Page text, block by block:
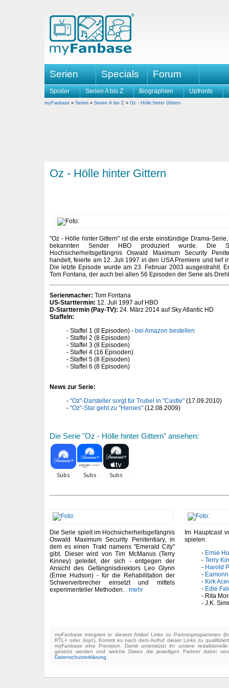
Serien Specials Forum
Spoiler Serien A bis Z Biographien Upfronts
myFanbase » Serien » Serien A bis Z » Oz - Hölle hinter Gittern
Oz - Hölle hinter Gittern
"Oz - Hölle hinter Gittern" ist die erste einstündige Drama-
bekannten Sender HBO produziert wurde. Die
Hochsicherheitsgefängnis Oswald Maximum Security
handelt, feierte am 12. Juli 1997 in den USA Premiere und lief
Die letzte Episode wurde am 23. Februar 2003 ausgestrahlt.
Tom Fontana, der auch bei allen 56 Episoden der Serie als
Serienmacher: Tom Fontana
US-Starttermin: 12. Juli 1997 auf HBO
D-Starttermin (Pay-TV): 24. März 2014 auf Sky Atlantic HD
Staffeln:
Staffel 1 (8 Episoden) - bei Amazon bestellen
Staffel 2 (8 Episoden)
Staffel 3 (8 Episoden)
Staffel 4 (16 Episoden)
Staffel 5 (8 Episoden)
Staffel 6 (8 Episoden)
News zur Serie:
"Oz"-Darsteller sorgt für Trubel in "Castle" (17.09.2010)
"Oz"-Star geht zu "Heroes" (12.08.2009)
Die Serie "Oz - Hölle hinter Gittern" ansehen:
Die Serie spielt im Hochsicherheitsgefängnis
Oswald Maximum Security Penitentiary, in
dem es einen Trakt namens "Emerald City"
gibt. Dieser wird von Tim McManus (Terry
Kinney) geleitet, der sich - entgegen der
Ansicht des Gefängnisdirektors Leo Glynn
(Ernie Hudson) - für die Rehabilitation der
Schwerverbrecher einsetzt und mittels
experimenteller Methoden ... mehr
Im Hauptcast
spielen:
Ernie
Terry
Harold
Kirk
Edie
Rita
J.K.
myFanbase integriert in diesem Artikel Links zu Partnerprogrammen
RTL+ oder Joyn). Kommt es nach dem Aufruf dieser Links zu
myFanbase eine Provision. Damit unterstützt ihr unsere
gesetzt werden und welche Daten die jeweiligen Partner dabei
Datenschutzerklärung